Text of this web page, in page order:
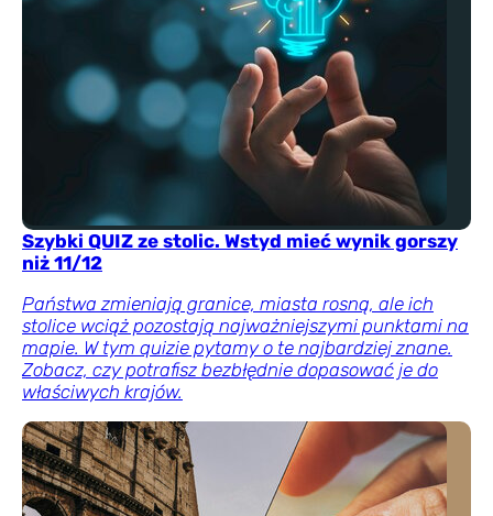
Szybki QUIZ ze stolic. Wstyd mieć wynik gorszy
niż 11/12
Państwa zmieniają granice, miasta rosną, ale ich
stolice wciąż pozostają najważniejszymi punktami na
mapie. W tym quizie pytamy o te najbardziej znane.
Zobacz, czy potrafisz bezbłędnie dopasować je do
właściwych krajów.